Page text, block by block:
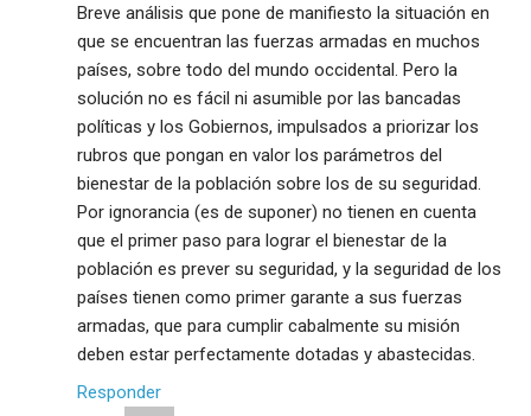
Breve análisis que pone de manifiesto la situación en
que se encuentran las fuerzas armadas en muchos
países, sobre todo del mundo occidental. Pero la
solución no es fácil ni asumible por las bancadas
políticas y los Gobiernos, impulsados a priorizar los
rubros que pongan en valor los parámetros del
bienestar de la población sobre los de su seguridad.
Por ignorancia (es de suponer) no tienen en cuenta
que el primer paso para lograr el bienestar de la
población es prever su seguridad, y la seguridad de los
países tienen como primer garante a sus fuerzas
armadas, que para cumplir cabalmente su misión
deben estar perfectamente dotadas y abastecidas.
Responder